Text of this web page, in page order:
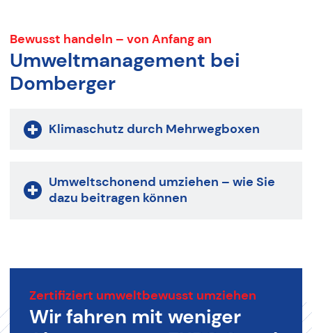
Bewusst handeln – von Anfang an
Umweltmanagement bei
Domberger
Klimaschutz durch Mehrwegboxen
Umweltschonend umziehen – wie Sie
dazu beitragen können
Zertifiziert umweltbewusst umziehen
Wir fahren mit weniger